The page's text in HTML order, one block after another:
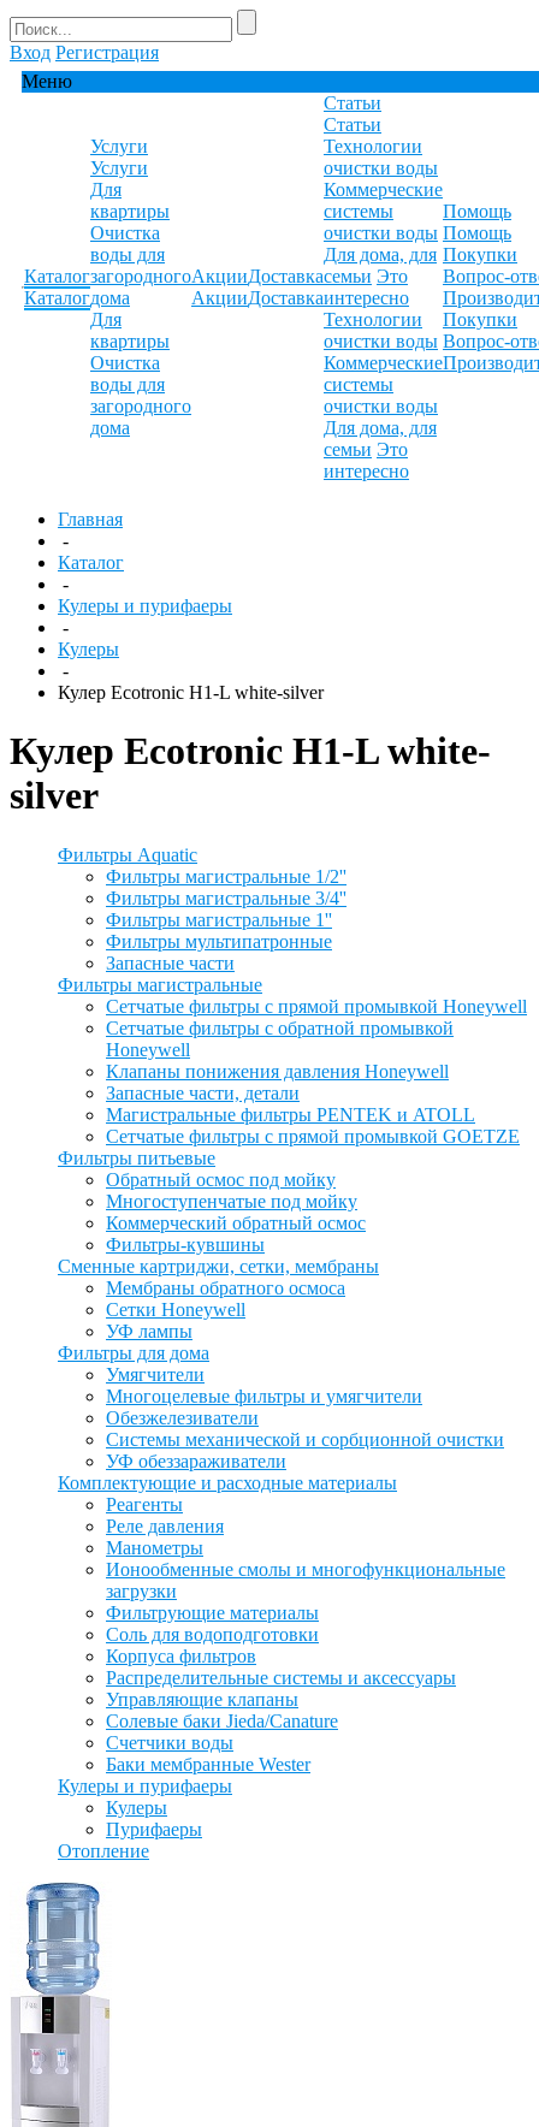
Вход Регистрация
Меню
Каталог
Каталог
Услуги
Услуги
Для
квартиры
Очистка
воды для
загородного
дома
Для
квартиры
Очистка
воды для
загородного
дома
Акции
Акции
Доставка
Доставка
Статьи
Статьи
Технологии
очистки воды
Коммерческие
системы
очистки воды
Для дома, для
семьи Это
интересно
Технологии
очистки воды
Коммерческие
системы
очистки воды
Для дома, для
семьи Это
интересно
Помощь
Помощь
Покупки
Вопрос-
Покупки
Вопрос-
Главная
-
Каталог
-
Кулеры и пурифаеры
-
Кулеры
-
Кулер Ecotronic H1-L white-silver
Кулер Ecotronic H1-L white-
silver
Фильтры Aquatic
Фильтры магистральные 1/2''
Фильтры магистральные 3/4''
Фильтры магистральные 1''
Фильтры мультипатронные
Запасные части
Фильтры магистральные
Сетчатые фильтры с прямой промывкой Honeywell
Сетчатые фильтры с обратной промывкой
Honeywell
Клапаны понижения давления Honeywell
Запасные части, детали
Магистральные фильтры PENTEK и ATOLL
Сетчатые фильтры с прямой промывкой GOETZE
Фильтры питьевые
Обратный осмос под мойку
Многоступенчатые под мойку
Коммерческий обратный осмос
Фильтры-кувшины
Сменные картриджи, сетки, мембраны
Мембраны обратного осмоса
Сетки Honeywell
УФ лампы
Фильтры для дома
Умягчители
Многоцелевые фильтры и умягчители
Обезжелезиватели
Системы механической и сорбционной очистки
УФ обеззараживатели
Комплектующие и расходные материалы
Реагенты
Реле давления
Манометры
Ионообменные смолы и многофункциональные
загрузки
Фильтрующие материалы
Соль для водоподготовки
Корпуса фильтров
Распределительные системы и аксессуары
Управляющие клапаны
Солевые баки Jieda/Canature
Счетчики воды
Баки мембранные Wester
Кулеры и пурифаеры
Кулеры
Пурифаеры
Отопление